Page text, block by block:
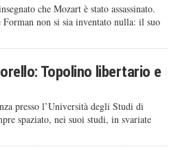
che Mozart è stato assassinato.
Forman non si sia inventato nulla: il suo
Topolino libertario e
presso l’Università degli Studi di
spaziato, nei suoi studi, in svariate